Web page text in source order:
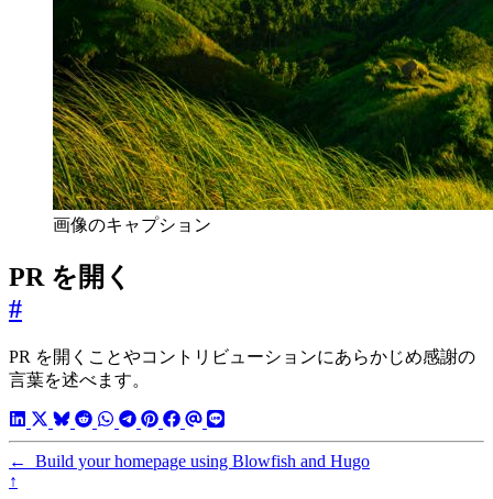
画像のキャプション
PR を開く
#
PR を開くことやコントリビューションにあらかじめ感謝の
言葉を述べます。
←
Build your homepage using Blowfish and Hugo
↑